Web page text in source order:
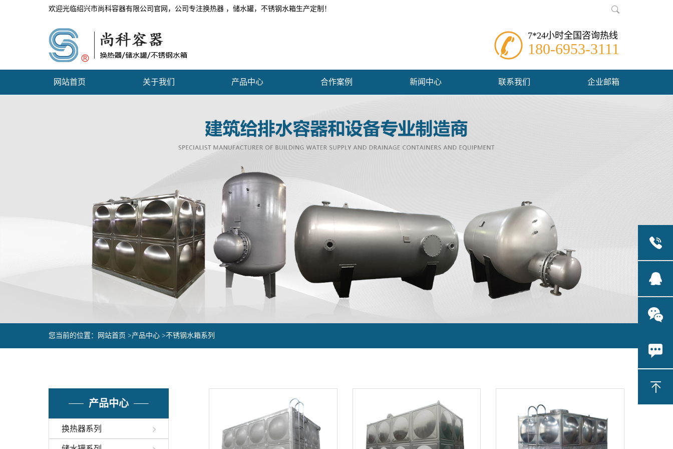
欢迎光临绍兴市尚科容器有限公司官网，公司专注换热器 ，储水罐，不锈钢水箱生产定制！
7*24小时全国咨询热线
180-6953-3111
网站首页 关于我们 产品中心 合作案例 新闻中心 联系我们 企业邮箱
您当前的位置： 网站首页 >产品中心 >不锈钢水箱系列
产品中心
换热器系列